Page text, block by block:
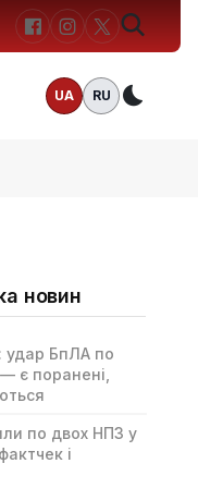
UA RU
новин
удар БпЛА по
є поранені,
по двох НПЗ у
і